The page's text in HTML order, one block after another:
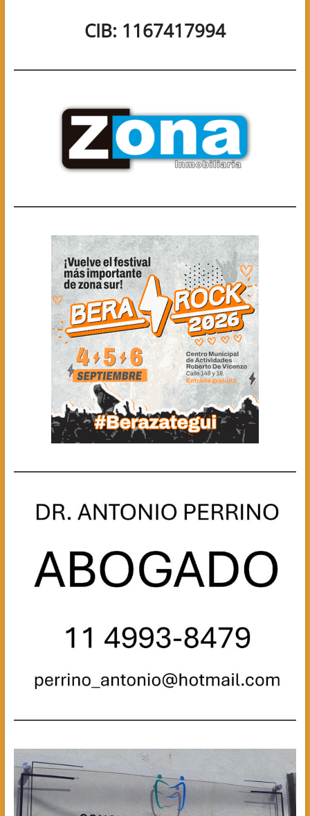
CIB: 1167417994